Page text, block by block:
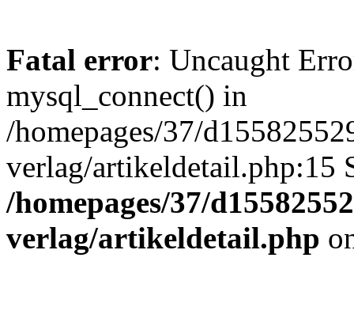
Fatal error: Uncaught
mysql_connect() in
/homepages/37/
verlag/artikeldetail.php:15
/homepages/37/
verlag/artikeldetail.php